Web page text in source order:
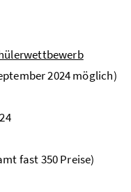
2024 möglich)
fast 350 Preise)